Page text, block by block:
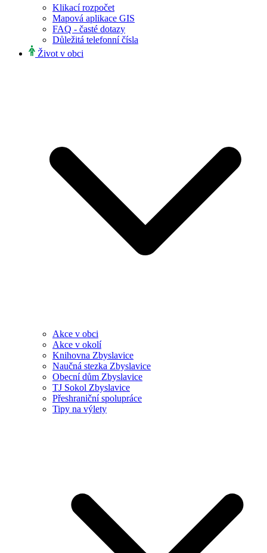
Klikací rozpočet
Mapová aplikace GIS
FAQ - časté dotazy
Důležitá telefonní čísla
Život v obci
Akce v obci
Akce v okolí
Knihovna Zbyslavice
Naučná stezka Zbyslavice
Obecní dům Zbyslavice
TJ Sokol Zbyslavice
Přeshraniční spolupráce
Tipy na výlety